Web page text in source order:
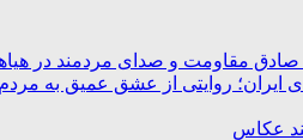
صادق مقاومت و صدای مردمند در
ایران؛ روایتی از عشق عمیق به مردم